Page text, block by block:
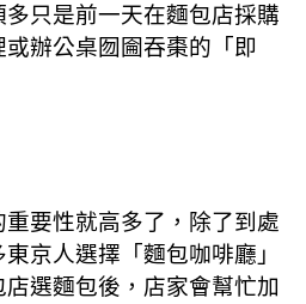
只是前一天在麵包店採購
辦公桌囫圇吞棗的「即
要性就高多了，除了到處
京人選擇「麵包咖啡廳」
選麵包後，店家會幫忙加